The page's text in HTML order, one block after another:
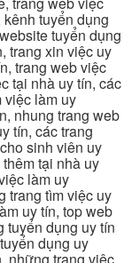
tuyển dụng
tuyển dụng
trang xin việc uy
trang web việc
tại nhà uy tín, các
việc làm uy
nhung trang web
tín, các trang
sinh viên uy
tại nhà uy
làm uy
trang tìm việc uy
uy tín, top web
tuyển dụng uy tín
dụng uy
những trang việc